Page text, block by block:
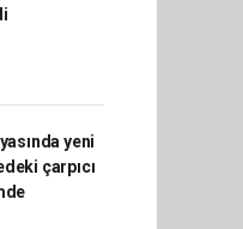
yeni
çarpıcı